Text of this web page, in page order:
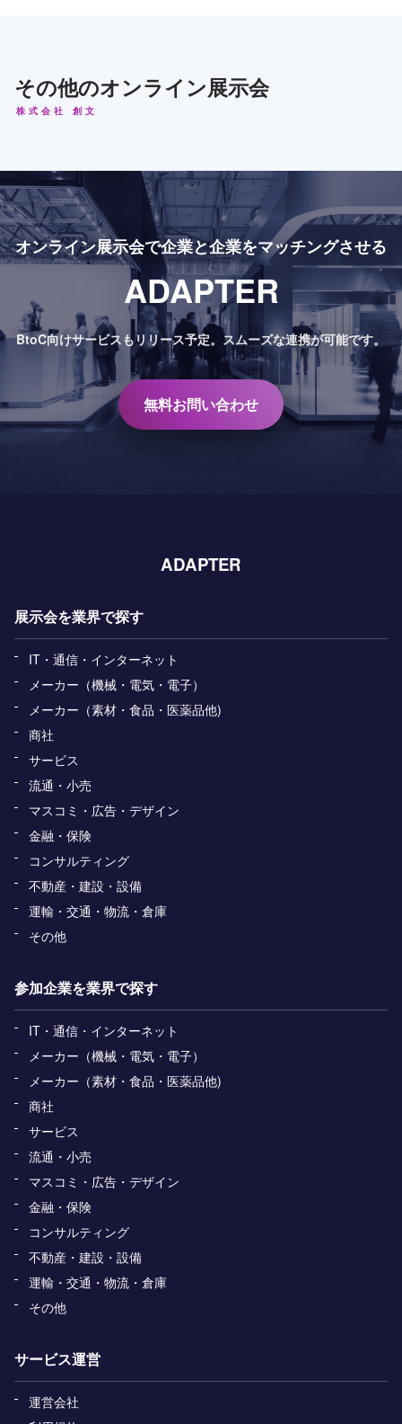
その他のオンライン展示会
株式会社 創文
オンライン展示会で企業と企業をマッチングさせる
ADAPTER
BtoC向けサービスもリリース予定。 スムーズな連携が可能です。
無料お問い合わせ
ADAPTER
展示会を業界で探す
IT・通信・インターネット
メーカー（機械・電気・電子）
メーカー（素材・食品・医薬品他)
商社
サービス
流通・小売
マスコミ・広告・デザイン
金融・保険
コンサルティング
不動産・建設・設備
運輸・交通・物流・倉庫
その他
参加企業を業界で探す
IT・通信・インターネット
メーカー（機械・電気・電子）
メーカー（素材・食品・医薬品他)
商社
サービス
流通・小売
マスコミ・広告・デザイン
金融・保険
コンサルティング
不動産・建設・設備
運輸・交通・物流・倉庫
その他
サービス運営
運営会社